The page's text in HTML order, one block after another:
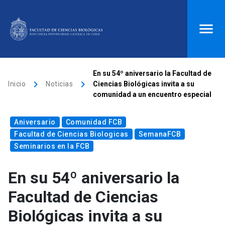
Biblioteca launch Donaciones launch
search
Quiénes somos
Inicio keyboard_arrow_right Noticias keyboard_arrow_right
En su 54º aniversario la Facultad de
Ciencias Biológicas invita a su
comunidad a un encuentro especial
Aniversario
Comunidad FCB
Facultad de Ciencias Biologicas
SemanaFCB
Seminarios en la FCB
En su 54º aniversario la
Facultad de Ciencias
Biológicas invita a su